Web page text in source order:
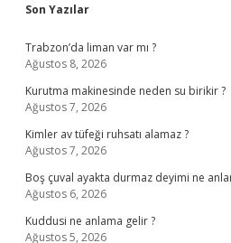
Sidebar
Son Yazılar
Trabzon’da liman var mı ?
Ağustos 8, 2026
Kurutma makinesinde neden su birikir ?
Ağustos 7, 2026
Kimler av tüfeği ruhsatı alamaz ?
Ağustos 7, 2026
Boş çuval ayakta durmaz deyimi ne
Ağustos 6, 2026
Kuddusi ne anlama gelir ?
Ağustos 5, 2026